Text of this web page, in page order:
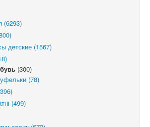
(6293)
детские (1567)
(300)
(78)
(499)